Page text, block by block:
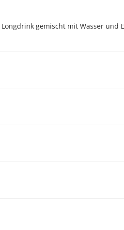
gemischt mit Wasser und